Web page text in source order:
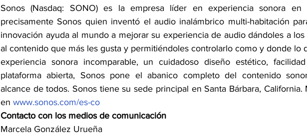
Sonos (Nasdaq: SONO) es la empresa líder en experiencia sonora
precisamente Sonos quien inventó el audio inalámbrico multi-habitación
innovación ayuda al mundo a mejorar su experiencia de audio dándoles a los
al contenido que más les gusta y permitiéndoles controlarlo como y donde lo
experiencia sonora incomparable, un cuidadoso diseño estético,
plataforma abierta, Sonos pone el abanico completo del contenido
alcance de todos. Sonos tiene su sede principal en Santa Bárbara, California.
en www.sonos.com/es-co
Contacto con los medios de comunicación
Marcela González Urueña